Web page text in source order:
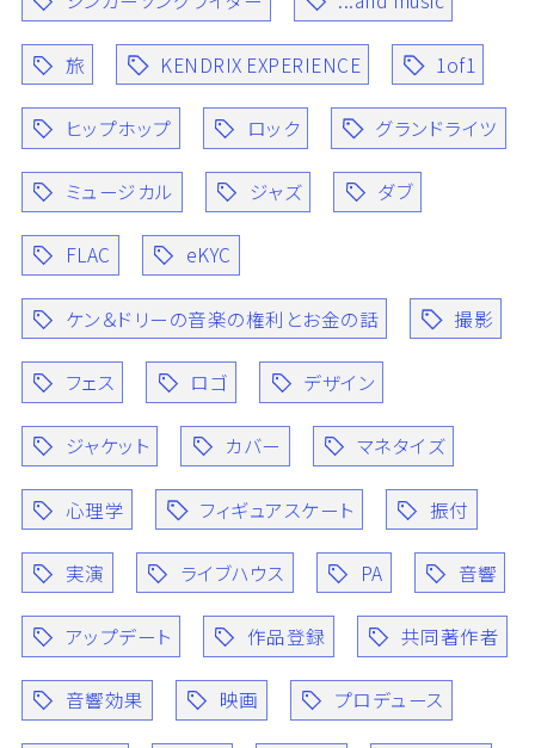
旅 KENDRIX EXPERIENCE 1of1
ヒップホップ ロック グランドライツ
ミュージカル ジャズ ダブ
FLAC eKYC
ケン＆ドリーの音楽の権利とお金の話 撮影
フェス ロゴ デザイン
ジャケット カバー マネタイズ
心理学 フィギュアスケート 振付
実演 ライブハウス PA 音響
アップデート 作品登録 共同著作者
音響効果 映画 プロデュース